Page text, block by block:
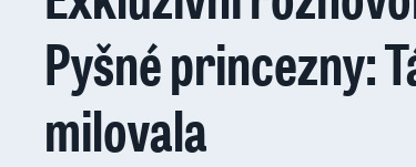
Pyšné princezny:
milovala